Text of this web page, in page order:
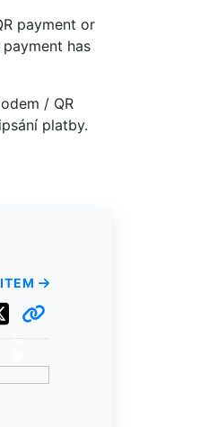
payment or
has
/ QR
platby.